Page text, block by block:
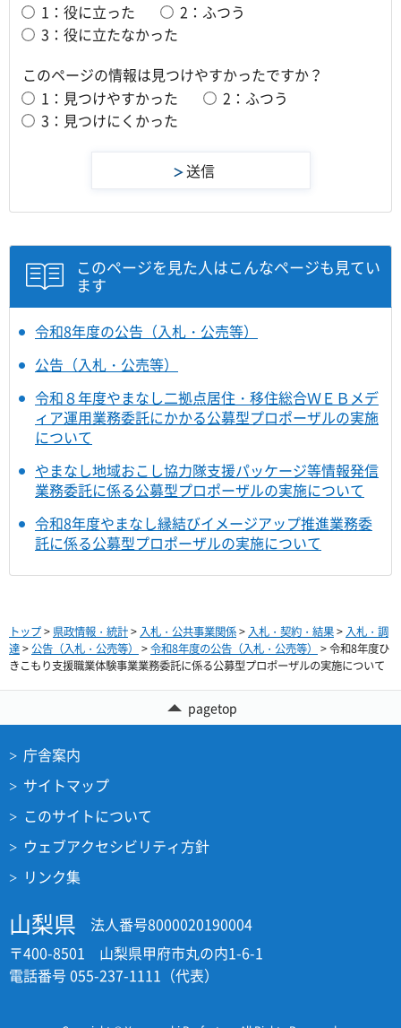
1：役に立った
2：ふつう
3：役に立たなかった
このページの情報は見つけやすかったですか？
1：見つけやすかった
2：ふつう
3：見つけにくかった
このページを見た人はこんなページも見てい
ます
令和8年度の公告（入札・公売等）
公告（入札・公売等）
令和８年度やまなし二拠点居住・移住総合ＷＥＢメデ
ィア運用業務委託にかかる公募型プロポーザルの実施
について
やまなし地域おこし協力隊支援パッケージ等情報発信
業務委託に係る公募型プロポーザルの実施について
令和8年度やまなし縁結びイメージアップ推進業務委
託に係る公募型プロポーザルの実施について
トップ> 県政情報・統計> 入札・公共事業関係> 入札・契約・結果> 入札・調
達>公告（入札・公売等） >令和8年度の公告（入札・公売等）
> 令和8年度ひ
きこもり支援職業体験事業業務委託に係る公募型プロポーザルの実施について
pagetop
庁舎案内
サイトマップ
このサイトについて
ウェブアクセシビリティ方針
リンク集
山梨県
法人番号8000020190004
〒400-8501 山梨県甲府市丸の内1-6-1
電話番号 055-237-1111（代表）